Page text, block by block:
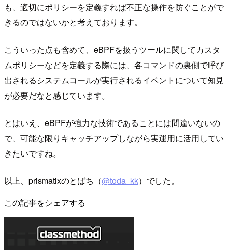
も、適切にポリシーを定義すれば不正な操作を防ぐことがで
きるのではないかと考えております。
こういった点も含めて、eBPFを扱うツールに関してカスタ
ムポリシーなどを定義する際には、各コマンドの裏側で呼び
出されるシステムコールが実行されるイベントについて知見
が必要だなと感じています。
とはいえ、eBPFが強力な技術であることには間違いないの
で、可能な限りキャッチアップしながら実運用に活用してい
きたいですね。
以上、prismatixのとばち（@toda_kk）でした。
この記事をシェアする